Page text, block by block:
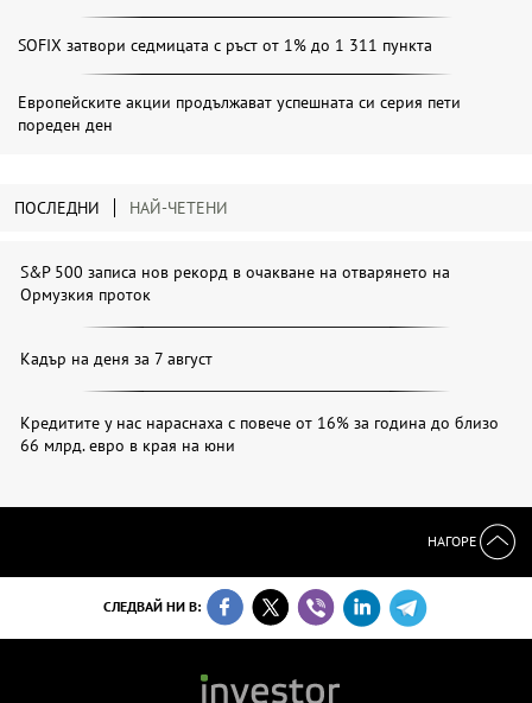
SOFIX затвори седмицата с ръст от 1% до 1 311 пункта
Европейските акции продължават успешната си серия пети
пореден ден
ПОСЛЕДНИ НАЙ-ЧЕТЕНИ
S&P 500 записа нов рекорд в очакване на отварянето на
Ормузкия проток
Кадър на деня за 7 август
Кредитите у нас нараснаха с повече от 16% за година до близо
66 млрд. евро в края на юни
НАГОРЕ
СЛЕДВАЙ НИ В: